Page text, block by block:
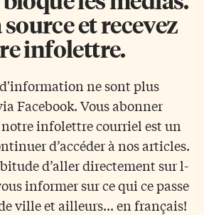
et recevez
infolettre.
ne sont plus
Facebook. Vous abonner
infolettre courriel est un
d’accéder à nos articles.
d’aller directement sur l-
informer sur ce qui ce passe
ville et ailleurs... en français!